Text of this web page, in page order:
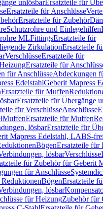
unlösbarErsatzteile für
Ersatzteile für Anschlüsse
Ersatzteile für Zubehör
Schutzrohre und Einlegehilfen
MLFittingsErsatzteile für
ZirkulationErsatzteile
VerschlüsseErsatzteile für
Ersatzteile für
für AnschlüsseAbdeckungen
EdelstahlGeberit Mapress
Ersatzteile für Muffen
Ersatzteile für Übergänge
für VerschlüsseAnschlüsse
MuffenErsatzteile für Muffen
lösbarErsatzteile für
Mapress Edelstahl, LABS-frei
BögenErsatzteile für
lösbarVerschlüsse
für Zubehör für Geberit
für Anschlüsse
BögenErsatzteile
lösbar
für HeizungZubehör für